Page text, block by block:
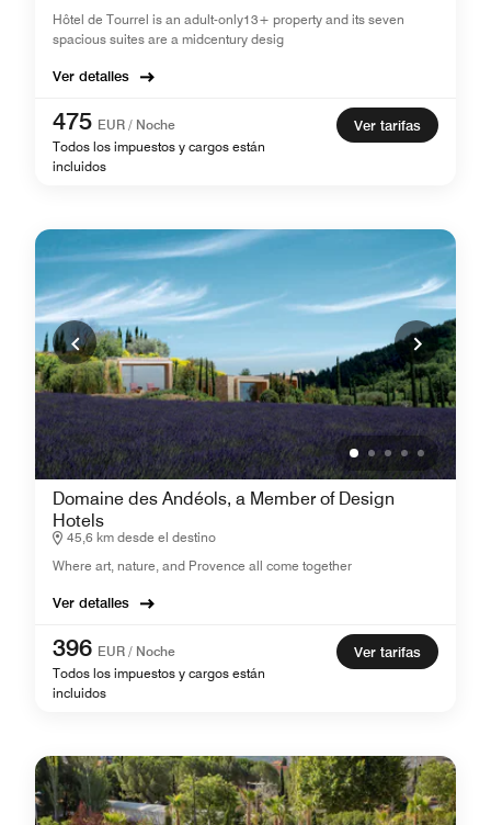
Hôtel de Tourrel is an adult-only13+ property and its seven
spacious suites are a midcentury desig
Ver detalles
475 EUR / Noche
Todos los impuestos y cargos están
incluidos
Ver tarifas
Domaine des Andéols, a Member of Design
Hotels
45,6 km desde el destino
Where art, nature, and Provence all come together
Ver detalles
396 EUR / Noche
Todos los impuestos y cargos están
incluidos
Ver tarifas